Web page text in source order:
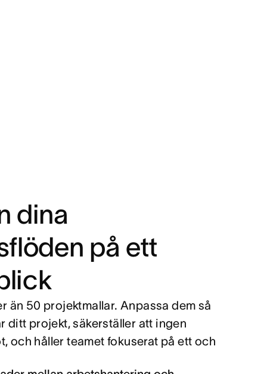
dina
på ett
än 50 projektmallar. Anpassa dem så
ditt projekt, säkerställer att ingen
och håller teamet fokuserat på ett och